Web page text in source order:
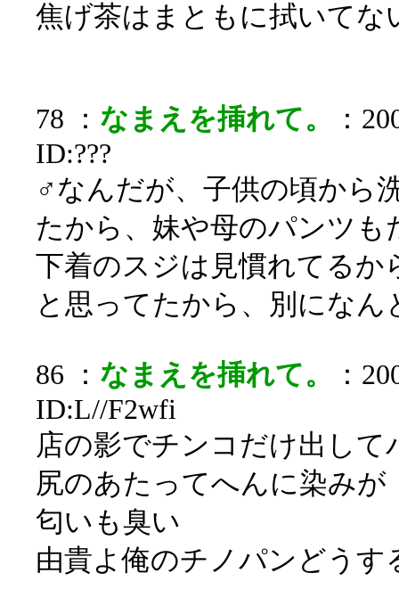
焦げ茶はまともに拭いてな
78 ： なまえを挿れて。
：
ID:???
♂なんだが、子供の頃から
たから、妹や母のパンツも
下着のスジは見慣れてるか
と思ってたから、別にな
86 ： なまえを挿れて。
：
ID:L//F2wfi
店の影でチンコだけ出し
尻のあたってへんに染みが
匂いも臭い
由貴よ俺のチノパンどうす